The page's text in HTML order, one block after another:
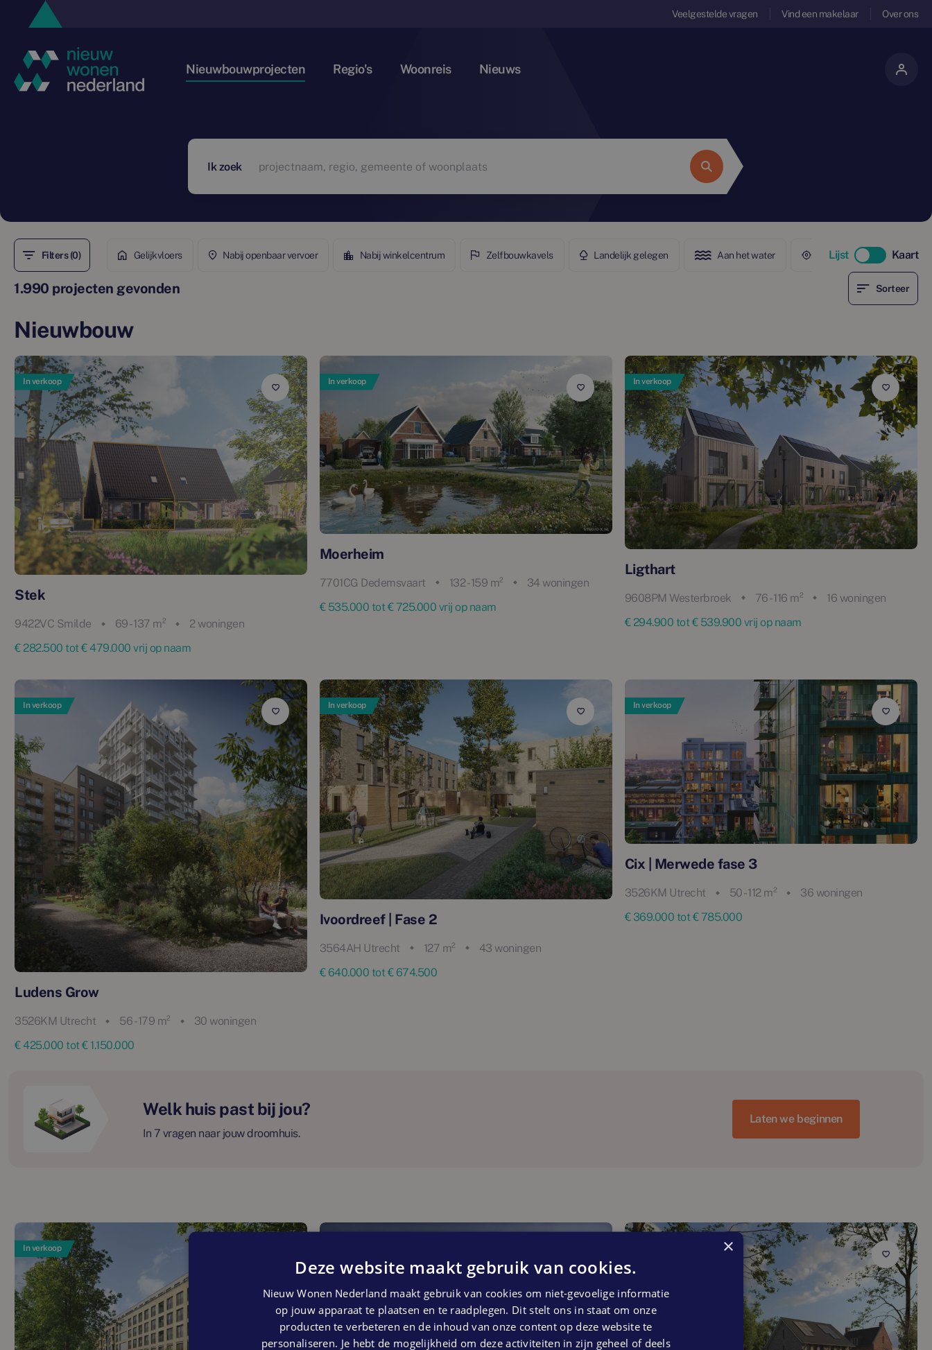
Veelgestelde vragen Vind een makelaar Over ons
Nieuwbouwprojecten Regio's Woonreis Nieuws
Ik zoek
Filters (0) Lijst Kaart
Gelijkvloers Nabij openbaar vervoer Nabij winkelcentrum Zelfbouwkavels Landelijk gelegen Aan het water In het centrum
1.990 projecten gevonden Sorteer
Nieuwbouw
In verkoop
Stek
9422VC Smilde 69 - 137 m²
2 woningen
€ 282.500 tot € 479.000 vrij op naam
In verkoop
Moerheim
7701CG Dedemsvaart 132 - 159 m²
34 woningen
€ 535.000 tot € 725.000 vrij op naam
In verkoop
Ligthart
9608PM Westerbroek 76 - 116 m²
16 woningen
€ 294.900 tot € 539.900 vrij op naam
In verkoop
Ludens Grow
3526KM Utrecht 56 - 179 m²
30 woningen
€ 425.000 tot € 1.150.000
In verkoop
Ivoordreef | Fase 2
3564AH Utrecht 127 m²
43 woningen
€ 640.000 tot € 674.500
In verkoop
Cix | Merwede fase 3
3526KM Utrecht 50 - 112 m²
36 woningen
€ 369.000 tot € 785.000
Welk huis past bij jou?
In 7 vragen naar jouw droomhuis.
Laten we beginnen
In verkoop ×
Deze website maakt gebruik van cookies.
Nieuw Wonen Nederland maakt gebruik van cookies om niet-gevoelige informatie
op jouw apparaat te plaatsen en te raadplegen. Dit stelt ons in staat om onze
producten te verbeteren en de inhoud van onze content op deze website te
personaliseren. Je hebt de mogelijkheid om deze activiteiten in zijn geheel of deels